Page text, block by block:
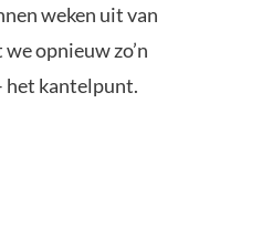
weken uit van
opnieuw zo’n
het kantelpunt.